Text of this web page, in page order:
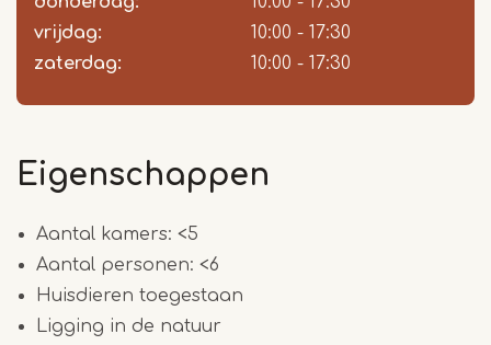
vrijdag:
10:00 - 17:30
zaterdag:
10:00 - 17:30
Eigenschappen
Aantal kamers: <5
Aantal personen: <6
Huisdieren toegestaan
Ligging in de natuur